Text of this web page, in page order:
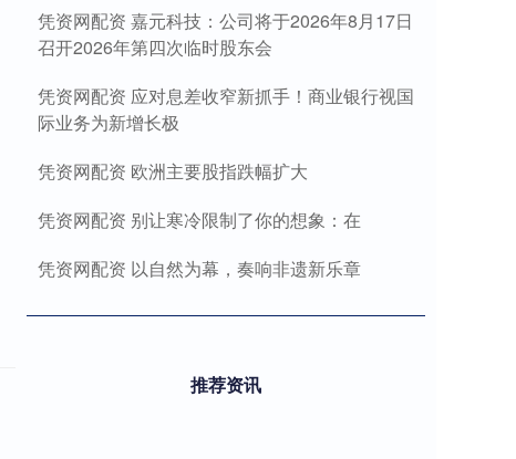
凭资网配资 嘉元科技：公司将于2026年8月17日
召开2026年第四次临时股东会
凭资网配资 应对息差收窄新抓手！商业银行视国
际业务为新增长极
凭资网配资 欧洲主要股指跌幅扩大
凭资网配资 别让寒冷限制了你的想象：在
凭资网配资 以自然为幕，奏响非遗新乐章
推荐资讯